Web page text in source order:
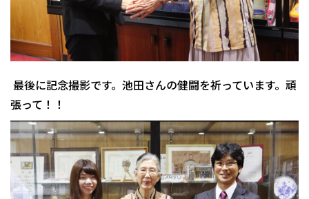
最後に記念撮影です。池田さんの健闘を祈っています。頑
張って！！